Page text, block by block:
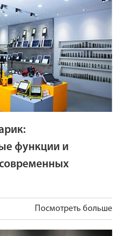
функции и
Посмотреть больше